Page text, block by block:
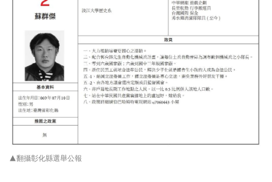
▲翻攝彰化縣選舉公報